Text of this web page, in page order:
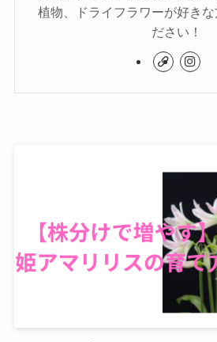
植物、ドライフラワーが好きな
ださい！